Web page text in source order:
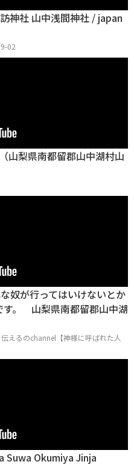
神社 山中浅間神社 / japan
02
梨県南都留郡山中湖村山
が行ってはいけないとか
す。 山梨県南都留郡山中湖
えるのchannel【神様に呼ばれた人
Suwa Okumiya Jinja